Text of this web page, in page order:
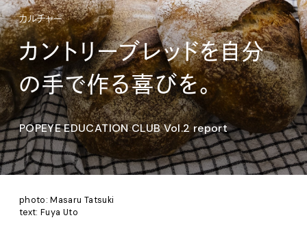
カルチャー
カントリーブレッドを自分
の手で作る喜びを。
POPEYE EDUCATION CLUB Vol.2 report
photo: Masaru Tatsuki
text: Fuya Uto